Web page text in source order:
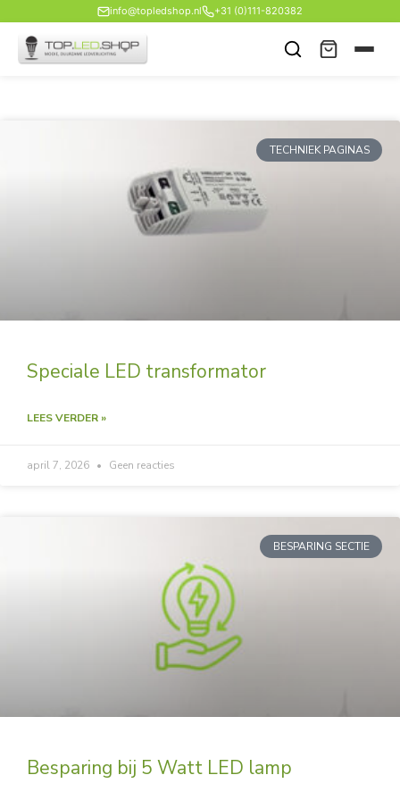
naar
inhoud
info@topledshop.nl +31 (0)111-820382
TECHNIEK PAGINAS
Speciale LED transformator
LEES VERDER »
april 7, 2026 Geen reacties
BESPARING SECTIE
Besparing bij 5 Watt LED lamp